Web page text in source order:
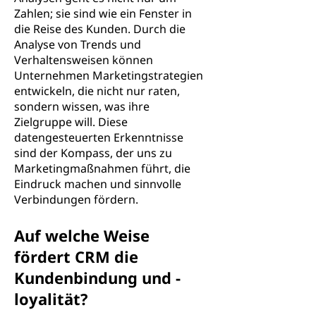
Zahlen; sie sind wie ein Fenster in
die Reise des Kunden. Durch die
Analyse von Trends und
Verhaltensweisen können
Unternehmen Marketingstrategien
entwickeln, die nicht nur raten,
sondern wissen, was ihre
Zielgruppe will. Diese
datengesteuerten Erkenntnisse
sind der Kompass, der uns zu
Marketingmaßnahmen führt, die
Eindruck machen und sinnvolle
Verbindungen fördern.
Auf welche Weise
fördert CRM die
Kundenbindung und -
loyalität?